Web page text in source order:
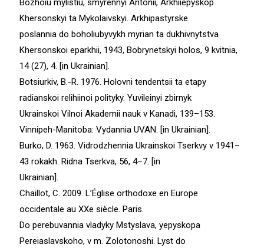
Bozhoiu mylistiu, smyrennyi Antonii, Arkhiiepyskop
Khersonskyi ta Mykolaivskyi. Arkhipastyrske
poslannia do boholiubyvykh myrian ta dukhivnytstva
Khersonskoi eparkhii, 1943, Bobrynetskyi holos, 9 kvitnia,
14 (27), 4. [in Ukrainian].
Botsiurkiv, B.-R. 1976. Holovni tendentsii ta etapy
radianskoi relihiinoi polityky. Yuvileinyi zbirnyk
Ukrainskoi Vilnoi Akademii nauk v Kanadi, 139–153.
Vinnipeh-Manitoba: Vydannia UVAN. [in Ukrainian].
Burko, D. 1963. Vidrodzhennia Ukrainskoi Tserkvy v 1941–
43 rokakh. Ridna Tserkva, 56, 4–7. [in
Ukrainian].
Chaillot, C. 2009. L’Église orthodoxe en Europe
occidentale au XXe siècle. Paris.
Do perebuvannia vladyky Mstyslava, yepyskopa
Pereiaslavskoho, v m. Zolotonoshi. Lyst do